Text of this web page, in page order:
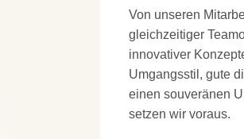
Von unseren
gleichzeitiger
innovativer
Umgangsstil, gute
einen souveränen
setzen wir voraus.